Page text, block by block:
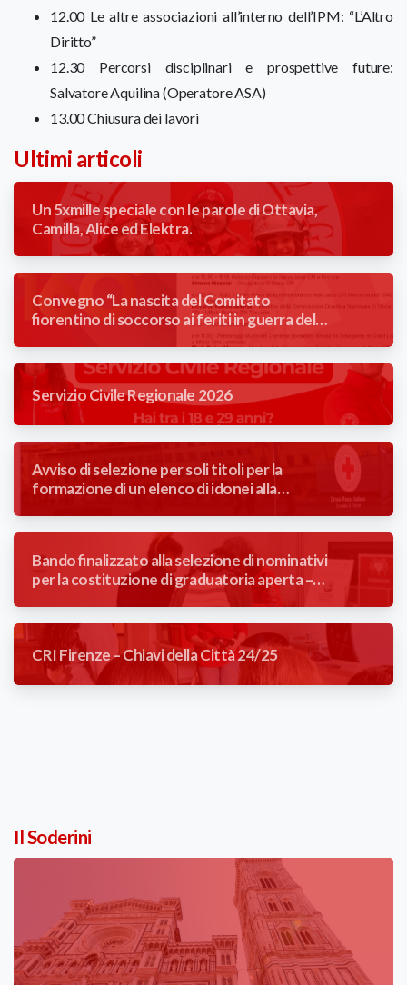
12.00 Le altre associazioni all’interno dell’IPM: “L’Altro
Diritto”
12.30 Percorsi disciplinari e prospettive future:
Salvatore Aquilina (Operatore ASA)
13.00 Chiusura dei lavori
Ultimi articoli
Un 5xmille speciale con le parole di Ottavia,
Camilla, Alice ed Elektra.
Convegno “La nascita del Comitato
fiorentino di soccorso ai feriti in guerra del
Comune di Firenze” 1866/2026
Servizio Civile Regionale 2026
Avviso di selezione per soli titoli per la
formazione di un elenco di idonei alla
Bando finalizzato alla selezione di nominativi
per la costituzione di graduatoria aperta –
Addetta/o reception poliambulatorio
CRI Firenze – Chiavi della Città 24/25
Il Soderini